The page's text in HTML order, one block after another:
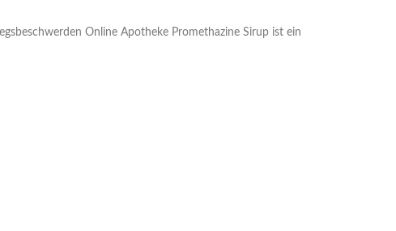
Online Apotheke Promethazine Sirup ist ein